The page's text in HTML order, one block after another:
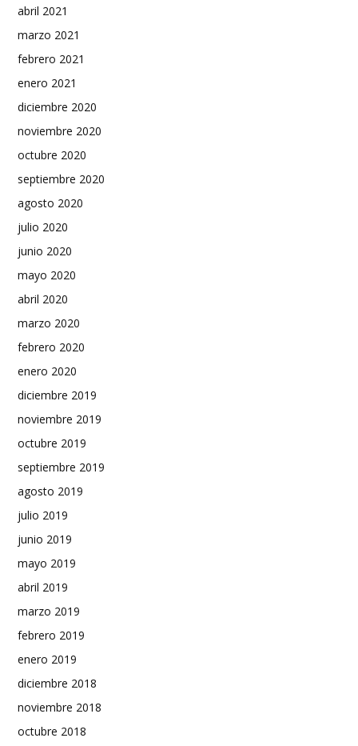
abril 2021
marzo 2021
febrero 2021
enero 2021
diciembre 2020
noviembre 2020
octubre 2020
septiembre 2020
agosto 2020
julio 2020
junio 2020
mayo 2020
abril 2020
marzo 2020
febrero 2020
enero 2020
diciembre 2019
noviembre 2019
octubre 2019
septiembre 2019
agosto 2019
julio 2019
junio 2019
mayo 2019
abril 2019
marzo 2019
febrero 2019
enero 2019
diciembre 2018
noviembre 2018
octubre 2018